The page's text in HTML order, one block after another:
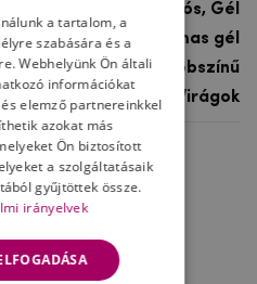
Ultra tartós, Gél
rugalmas gél
többszínű
Virágok
el
a tartalom, a
szabására és a
Webhelyünk Ön általi
információkat
elemző partnereinkkel
azokat más
Ön biztosított
a szolgáltatásaik
gyűjtöttek össze.
irányelvek